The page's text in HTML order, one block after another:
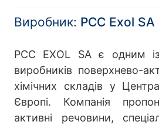
Виробник: PCC Exol SA
PCC EXOL SA є одним
виробників поверхнево-
хімічних складів у
Європі. Компанія
активні речовини,